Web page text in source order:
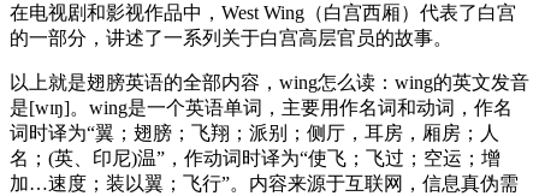
在电视剧和影视作品中，West Wing（白宫西厢）代表了白宫
的一部分，讲述了一系列关于白宫高层官员的故事。
以上就是翅膀英语的全部内容，wing怎么读：wing的英文发音
是[wɪŋ]。wing是一个英语单词，主要用作名词和动词，作名
词时译为“翼；翅膀；飞翔；派别；侧厅，耳房，厢房；人
名；(英、印尼)温”，作动词时译为“使飞；飞过；空运；增
加…速度；装以翼；飞行”。内容来源于互联网，信息真伪需